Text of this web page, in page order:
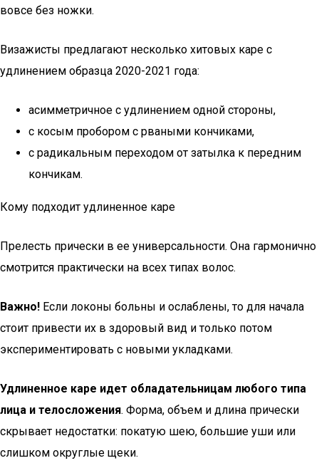
вовсе без ножки.
Визажисты предлагают несколько хитовых каре с
удлинением образца 2020-2021 года:
асимметричное с удлинением одной стороны,
с косым пробором с рваными кончиками,
с радикальным переходом от затылка к передним
кончикам.
Кому подходит удлиненное каре
Прелесть прически в ее универсальности. Она гармонично
смотрится практически на всех типах волос.
Важно! Если локоны больны и ослаблены, то для начала
стоит привести их в здоровый вид и только потом
экспериментировать с новыми укладками.
Удлиненное каре идет обладательницам любого типа
лица и телосложения. Форма, объем и длина прически
скрывает недостатки: покатую шею, большие уши или
слишком округлые щеки.